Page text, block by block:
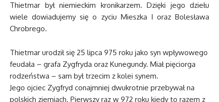
Thietmar był niemieckim kronikarzem. Dzięki jego dziełu
wiele dowiadujemy się o zyciu Mieszka I oraz Bolesława
Chrobrego.
Thietmar urodził się 25 lipca 975 roku jako syn wpływowego
feudała – grafa Zygfryda oraz Kunegundy. Miał pięciorga
rodzeństwa – sam był trzecim z kolei synem.
Jego ojciec Zygfryd conajmniej dwukrotnie przebywał na
polskich ziemiach. Pierwszy raz w 972 roku kiedy to razem z